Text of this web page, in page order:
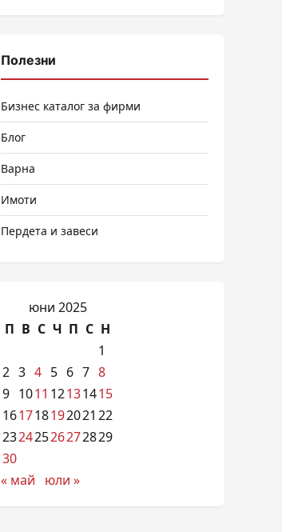
Полезни
Бизнес каталог за фирми
Блог
Варна
Имоти
Пердета и завеси
юни 2025
П В С Ч П С Н
1
2 3 4 5 6 7 8
9 1011 12131415
161718192021 22
23242526272829
30
« май
юли »